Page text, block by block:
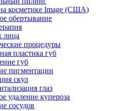
косметике Image (США)
обертывание
лица
процедуры
пластика губ
губ
пигментации
скул
глаз
удаление купероза
сосудов